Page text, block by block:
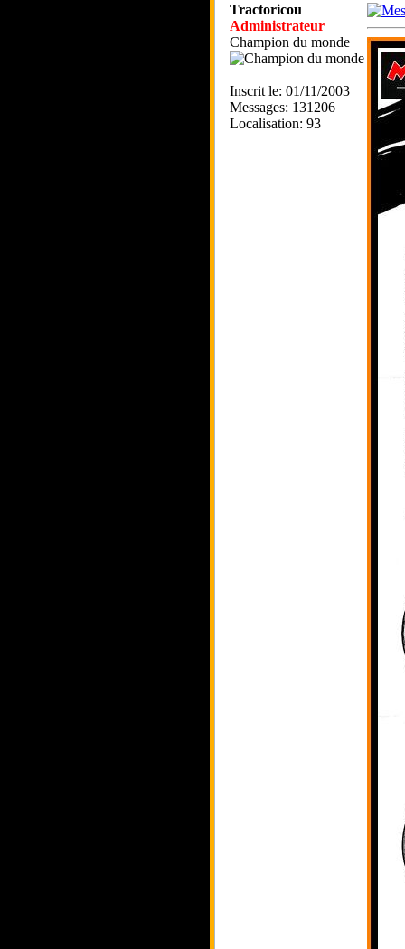
Tractoricou
Administrateur
Champion du monde
Inscrit le: 01/11/2003
Messages: 131206
Localisation: 93